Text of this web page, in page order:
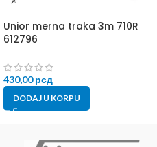
Unior merna traka 3m 710R
612796
430,00рсд
DODAJ U KORPU